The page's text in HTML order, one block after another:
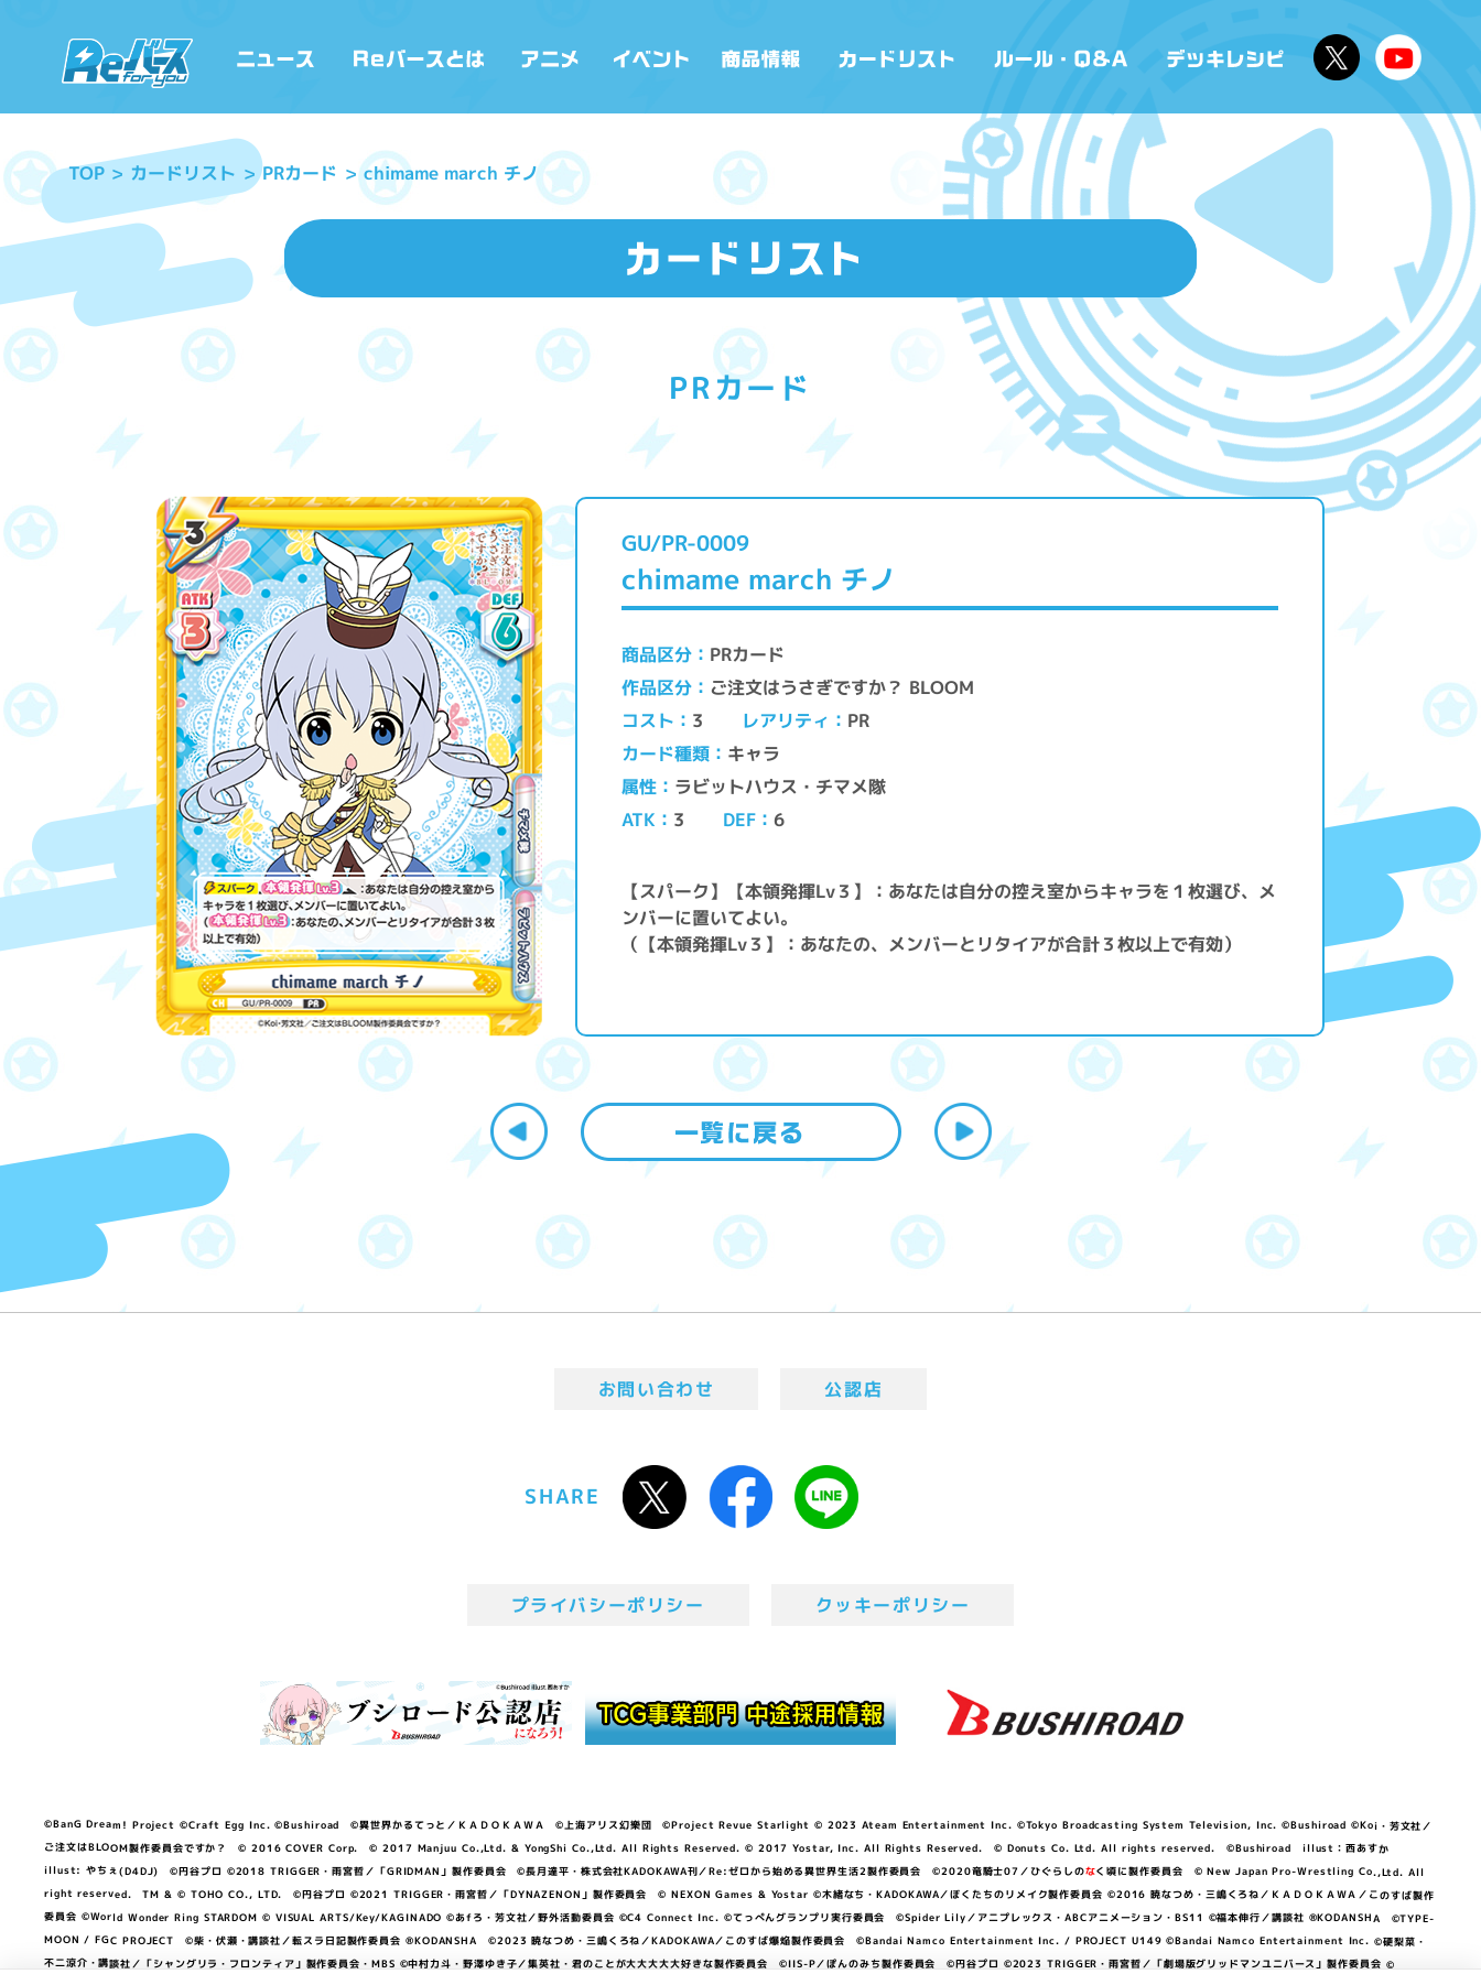
TOP カードリスト PRカード chimame march チノ
PRカード
GU/PR-0009
chimame march チノ
商品区分 PRカード
作品区分 ご注文はうさぎですか？ BLOOM
コスト 3 レアリティ PR
カード種類 キャラ
属性 ラビットハウス・チマメ隊
ATK 3 DEF 6
【スパーク】【本領発揮Lv３】：あなたは自分の控え室からキャラを１枚選び、メ
ンバーに置いてよい。
（【本領発揮Lv３】：あなたの、メンバーとリタイアが合計３枚以上で有効）
お問い合わせ 公認店
SHARE
プライバシーポリシー クッキーポリシー
©BanG Dream! Project ©Craft Egg Inc. ©Bushiroad ©異世界かるてっと／ＫＡＤＯＫＡＷＡ ©上海アリス幻樂団 ©Project Revue Starlight © 2023 Ateam Entertainment Inc. ©Tokyo Broadcasting System Television, Inc. ©Bushiroad ©Koi・芳文社／
ご注文はBLOOM製作委員会ですか？ © 2016 COVER Corp. © 2017 Manjuu Co.,Ltd. & YongShi Co.,Ltd. All Rights Reserved. © 2017 Yostar, Inc. All Rights Reserved. © Donuts Co. Ltd. All rights reserved. ©Bushiroad illust：西あすか
illust: やちぇ(D4DJ) ©円谷プロ ©2018 TRIGGER・雨宮哲／「GRIDMAN」製作委員会 ©長月達平・株式会社KADOKAWA刊／Re:ゼロから始める異世界生活2製作委員会 ©2020竜騎士07／ひぐらしのなく頃に製作委員会 © New Japan Pro-Wrestling Co.,Ltd. All
right reserved. TM & © TOHO CO., LTD. ©円谷プロ ©2021 TRIGGER・雨宮哲／「DYNAZENON」製作委員会 © NEXON Games & Yostar ©木緒なち・KADOKAWA／ぼくたちのリメイク製作委員会 ©2016 暁なつめ・三嶋くろね／ＫＡＤＯＫＡＷＡ／このすば製作
委員会 ©World Wonder Ring STARDOM © VISUAL ARTS/Key/KAGINADO ©あfろ・芳文社／野外活動委員会 ©C4 Connect Inc. ©てっぺんグランプリ実行委員会 ©Spider Lily／アニプレックス・ABCアニメーション・BS11 ©福本伸行／講談社 ®KODANSHA ©TYPE-
MOON / FGC PROJECT ©柴・伏瀬・講談社／転スラ日記製作委員会 ®KODANSHA ©2023 暁なつめ・三嶋くろね／KADOKAWA／このすば爆焔製作委員会 ©Bandai Namco Entertainment Inc. / PROJECT U149 ©Bandai Namco Entertainment Inc. ©硬梨菜・
不二涼介・講談社／「シャングリラ・フロンティア」製作委員会・MBS ©中村力斗・野澤ゆき子／集英社・君のことが大大大大大好きな製作委員会 ©IIS-P／ぽんのみち製作委員会 ©円谷プロ ©2023 TRIGGER・雨宮哲／「劇場版グリッドマンユニバース」製作委員会 ©